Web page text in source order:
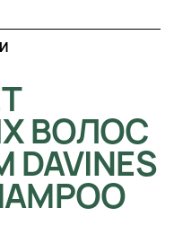
ВОЛОС